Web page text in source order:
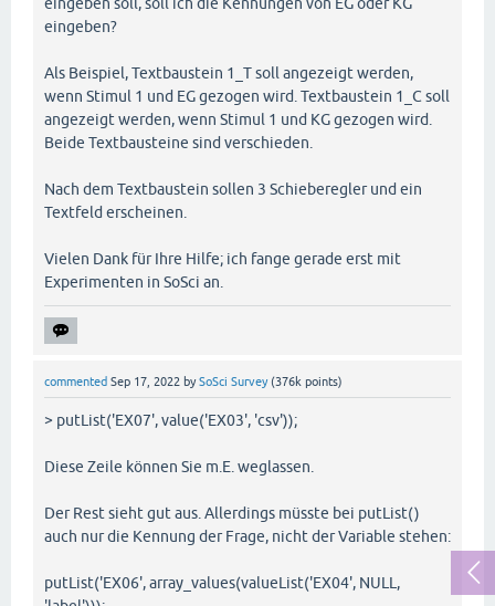
eingeben?
Als Beispiel, Textbaustein 1_T soll angezeigt werden,
wenn Stimul 1 und EG gezogen wird. Textbaustein 1_C soll
angezeigt werden, wenn Stimul 1 und KG gezogen wird.
Beide Textbausteine sind verschieden.
Nach dem Textbaustein sollen 3 Schieberegler und ein
Textfeld erscheinen.
Vielen Dank für Ihre Hilfe; ich fange gerade erst mit
Experimenten in SoSci an.
commented Sep 17, 2022 bySoSci Survey (376k points)
> putList('EX07', value('EX03', 'csv'));
Diese Zeile können Sie m.E. weglassen.
Der Rest sieht gut aus. Allerdings müsste bei putList()
auch nur die Kennung der Frage, nicht der Variable stehen:
putList('EX06', array_values(valueList('EX04', NULL,